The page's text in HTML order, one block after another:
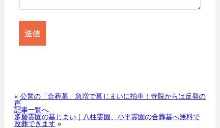
« 公営の「合葬墓」急増で墓じまいに拍車！寺院からは反発の
声
記事一覧へ
多磨霊園の墓じまい｜八柱霊園、小平霊園の合葬墓へ無料で
改葬できます »